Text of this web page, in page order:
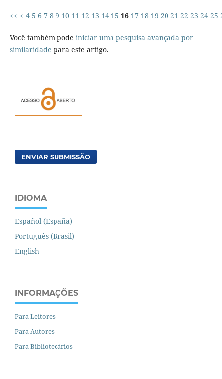
<< < 4 5 6 7 8 9 10 11 12 13 14 15 16 17 18 19 20 21 22 23 24 25
Você também pode iniciar uma pesquisa avançada por
similaridade para este artigo.
ENVIAR SUBMISSÃO
IDIOMA
Español (España)
Português (Brasil)
English
INFORMAÇÕES
Para Leitores
Para Autores
Para Bibliotecários